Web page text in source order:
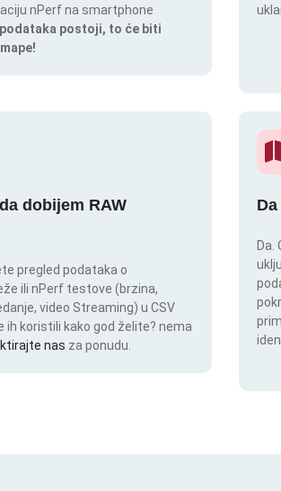
nPerf na smartphone
postoji, to će biti
dobijem RAW
pregled podataka o
ili nPerf testove (brzina,
video Streaming) u CSV
koristili kako god želite? nema
nas za ponudu.
Da.